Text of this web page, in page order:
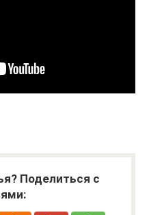
Поделиться с